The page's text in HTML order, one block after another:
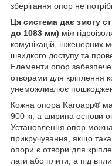
зберігання опор не
Ця система дає змогу
до 1083 мм) між
комунікацій, інженерних
швидкого доступу та
Елементи опор
отворами для кріплення
унеможливлює
Кожна опора Karoapp®
900 кг, а ширина основи
Установлення опор
прикручування, якщо
опори є отвори для
лаги або плити, а під